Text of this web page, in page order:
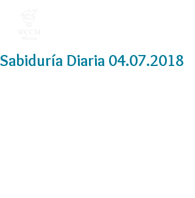
Sabiduría Diaria 04.07.2018